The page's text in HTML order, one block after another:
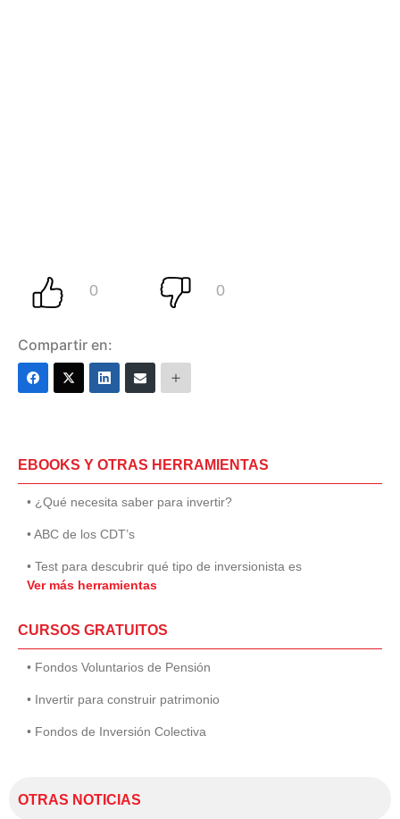
Compartir en:
EBOOKS Y OTRAS HERRAMIENTAS
• ¿Qué necesita saber para invertir?
• ABC de los CDT’s
• Test para descubrir qué tipo de inversionista es
Ver más herramientas
CURSOS GRATUITOS
• Fondos Voluntarios de Pensión
• Invertir para construir patrimonio
• Fondos de Inversión Colectiva
OTRAS NOTICIAS